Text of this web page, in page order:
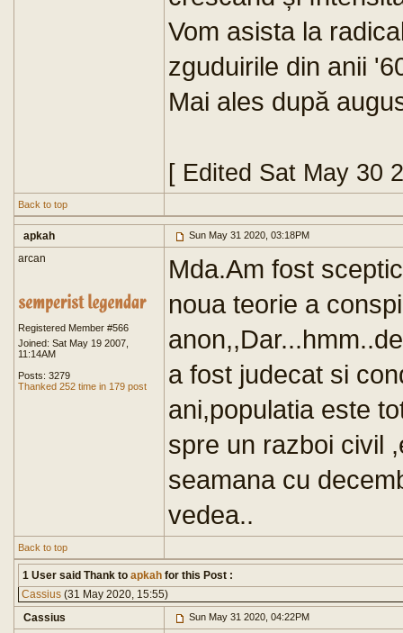
Vom asista la
zguduirile din anii
Mai ales după
[ Edited Sat May 30
Back to top
apkah Sun May 31 2020, 03:18PM
arcan
Registered Member #566
Joined: Sat May 19 2007,
11:14AM
Posts: 3279
Thanked 252 time in 179 post
Mda.Am fost
noua teorie a
a fost judecat si
ani,populatia este
spre un razboi civil
seamana cu
vedea..
Back to top
1 User said Thank to apkah for this Post :
Cassius (31 May 2020, 15:55)
Cassius
Sun May 31 2020, 04:22PM